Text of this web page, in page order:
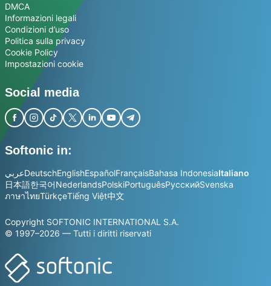
DMCA
Informazioni legali
Condizioni d’uso
Politica sulla privacy
Cookie Policy
Impostazioni cookie
Social media
Softonic in:
عربيDeutschEnglishEspañolFrançaisBahasa IndonesiaItaliano
日本語한국어NederlandsPolskiPortuguêsРусскийSvenska
ภาษาไทยTürkçeTiếng Việt中文
Copyright SOFTONIC INTERNATIONAL S.A.
© 1997–2026 — Tutti i diritti riservati